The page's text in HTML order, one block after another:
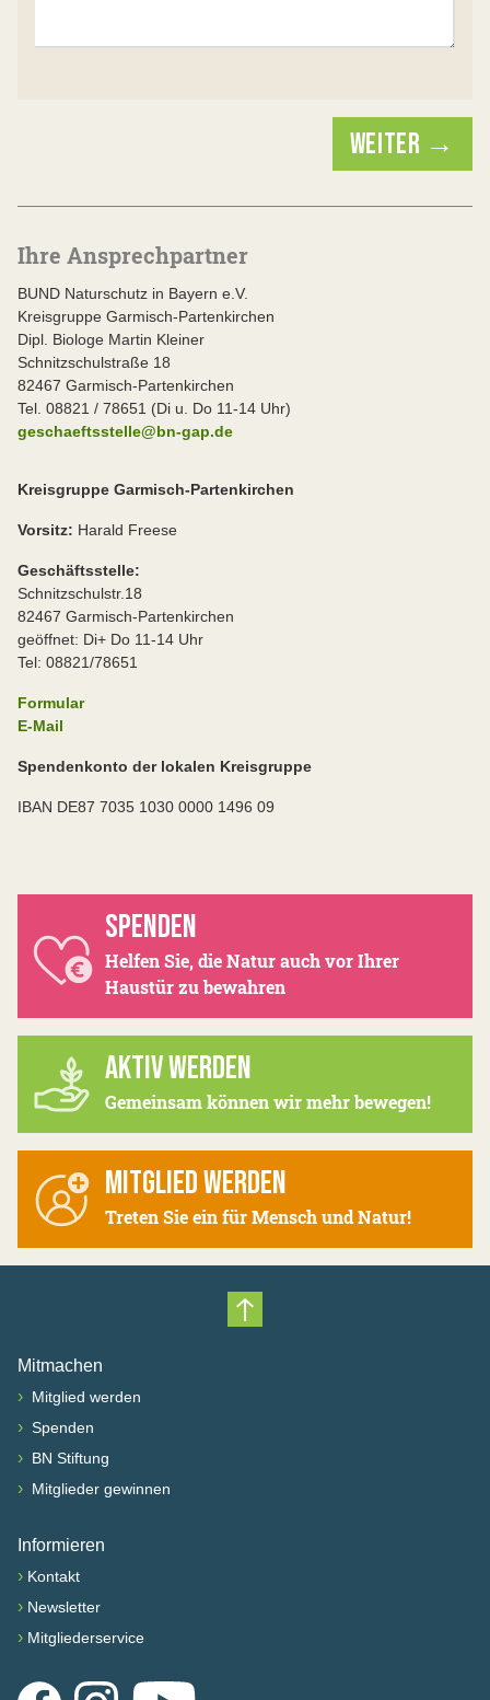
WEITER →
Ihre Ansprechpartner
BUND Naturschutz in Bayern e.V.
Kreisgruppe Garmisch-Partenkirchen
Dipl. Biologe Martin Kleiner
Schnitzschulstraße 18
82467 Garmisch-Partenkirchen
Tel. 08821 / 78651 (Di u. Do 11-14 Uhr)
geschaeftsstelle@bn-gap.de
Kreisgruppe Garmisch-Partenkirchen
Vorsitz: Harald Freese
Geschäftsstelle:
Schnitzschulstr.18
82467 Garmisch-Partenkirchen
geöffnet: Di+ Do 11-14 Uhr
Tel: 08821/78651
Formular
E-Mail
Spendenkonto der lokalen Kreisgruppe
IBAN DE87 7035 1030 0000 1496 09
SPENDEN
Helfen Sie, die Natur auch vor Ihrer
Haustür zu bewahren
AKTIV WERDEN
Gemeinsam können wir mehr bewegen!
MITGLIED WERDEN
Treten Sie ein für Mensch und Natur!
Nach oben scrollen
Mitmachen
› Mitglied werden
› Spenden
› BN Stiftung
› Mitglieder gewinnen
Informieren
› Kontakt
› Newsletter
› Mitgliederservice
FacebookInstagramYouTube